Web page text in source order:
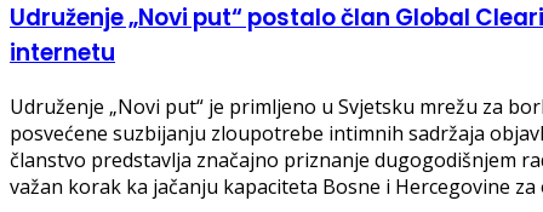
Udruženje „Novi put“ postalo član Global
internetu
Udruženje „Novi put“ je primljeno u Svjetsku mrežu za
posvećene suzbijanju zloupotrebe intimnih sadržaja
članstvo predstavlja značajno priznanje dugogodišnjem
važan korak ka jačanju kapaciteta Bosne i Hercegovine